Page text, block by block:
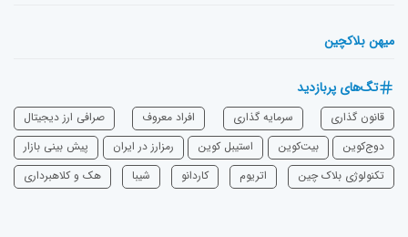
میهن بلاکچین
تگ‌های پربازدید
قانون گذاری سرمایه‌ گذاری افراد معروف
صرافی ارز دیجیتال
دوج‌کوین
بیت‌کوین استیبل کوین رمزارز در ایران
پیش بینی بازار
تکنولوژی بلاک چین
اتریوم ‌کاردانو شیبا هک و کلاهبرداری